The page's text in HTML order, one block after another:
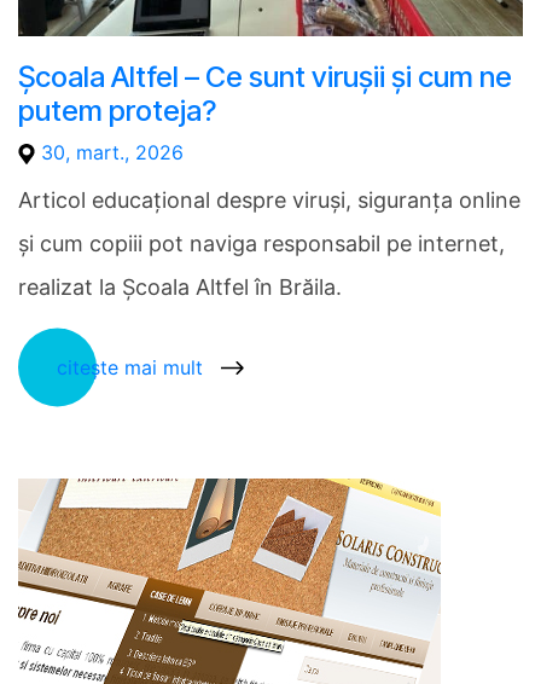
Școala Altfel – Ce sunt virușii și cum ne
putem proteja?
30, mart., 2026
Articol educațional despre viruși, siguranța online
și cum copiii pot naviga responsabil pe internet,
realizat la Școala Altfel în Brăila.
citește mai mult